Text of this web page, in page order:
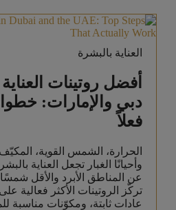
العناية بالبشرة
أفضل روتينات
دبي والإمارات:
فعلاً
الحرارة، الشمس القوية،
وأحيانًا الغبار تجعل العناية
عن المناطق الأبرد والأقل
تركّز الروتينات الأكثر فعالية
عادات ثابتة، ومكوّنات مناسبة